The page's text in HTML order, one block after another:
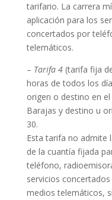
tarifario. La carrera
aplicación para los
concertados por
telemáticos.
– Tarifa 4 (tarifa fija
horas de todos los
origen o destino en
Barajas y destino u
30.
Esta tarifa no admite
de la cuantía fijada
teléfono,
servicios
medios telemáticos,